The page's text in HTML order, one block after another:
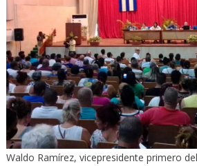
Waldo Ramírez, vicepresidente primero